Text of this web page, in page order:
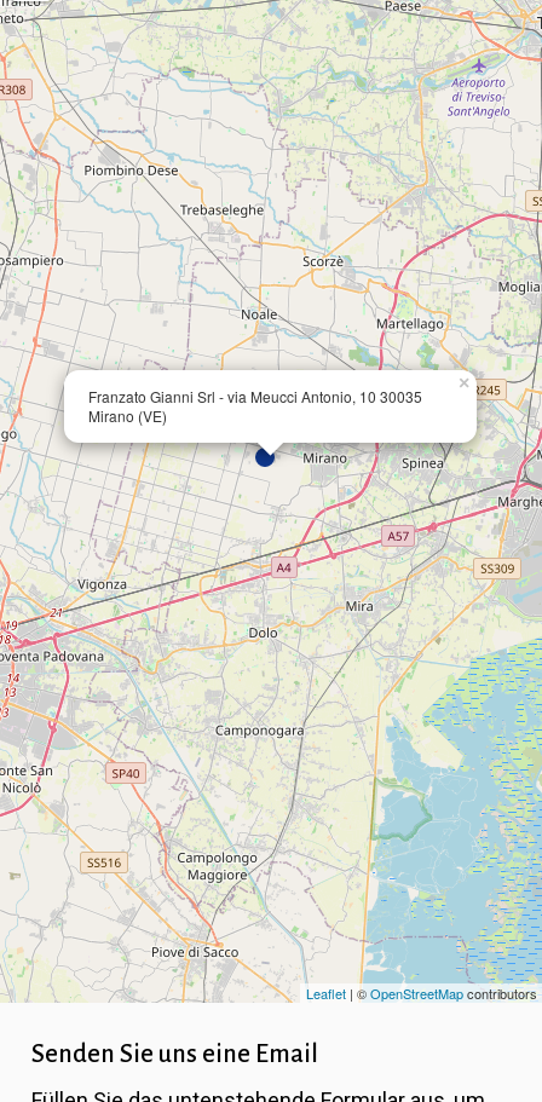
Franzato Gianni Srl - via Meucci Antonio, 10 30035
Mirano (VE)
×
Leaflet | ©OpenStreetMapcontributors
Senden Sie uns eine Email